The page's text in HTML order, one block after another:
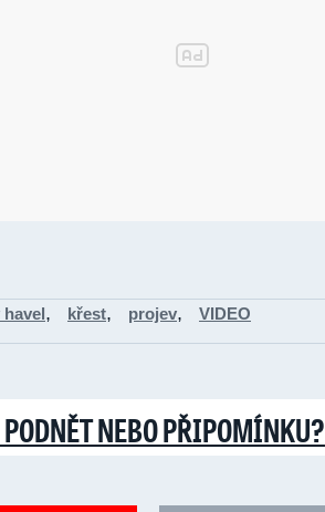
havel, křest, projev, VIDEO
NEBO PŘIPOMÍNKU?